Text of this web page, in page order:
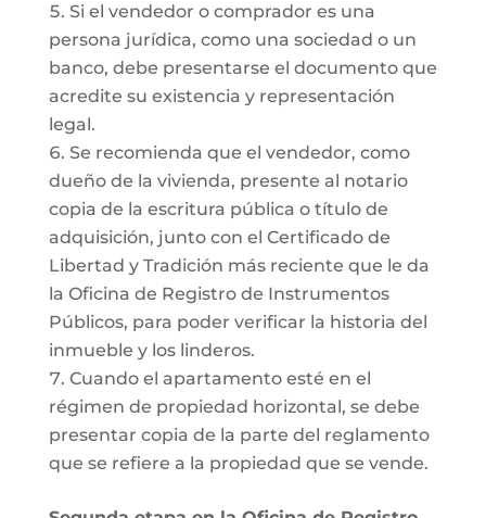
Si el vendedor o comprador es una
persona jurídica, como una sociedad o un
banco, debe presentarse el documento que
acredite su existencia y representación
legal.
Se recomienda que el vendedor, como
dueño de la vivienda, presente al notario
copia de la escritura pública o título de
adquisición, junto con el Certificado de
Libertad y Tradición más reciente que le da
la Oficina de Registro de Instrumentos
Públicos, para poder verificar la historia del
inmueble y los linderos.
Cuando el apartamento esté en el
régimen de propiedad horizontal, se debe
presentar copia de la parte del reglamento
que se refiere a la propiedad que se vende.